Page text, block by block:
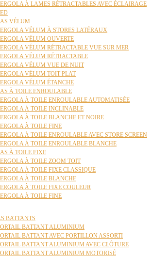
À LAMES RÉTRACTABLES AVEC ÉCLAIRAGE
VÉLUM
VÉLUM À STORES LATÉRAUX
VÉLUM OUVERTE
VÉLUM RÉTRACTABLE VUE SUR MER
VÉLUM RÉTRACTABLE
VÉLUM VUE DE NUIT
VÉLUM TOIT PLAT
VÉLUM ÉTANCHE
À TOILE ENROULABLE
À TOILE ENROULABLE AUTOMATISÉE
À TOILE INCLINABLE
À TOILE BLANCHE ET NOIRE
À TOILE FINE
À TOILE ENROULABLE AVEC STORE SCREEN
À TOILE ENROULABLE BLANCHE
À TOILE FIXE
À TOILE ZOOM TOIT
À TOILE FIXE CLASSIQUE
À TOILE BLANCHE
À TOILE FIXE COULEUR
À TOILE FINE
BATTANTS
BATTANT ALUMINIUM
BATTANT AVEC PORTILLON ASSORTI
BATTANT ALUMINIUM AVEC CLÔTURE
BATTANT ALUMINIUM MOTORISÉ